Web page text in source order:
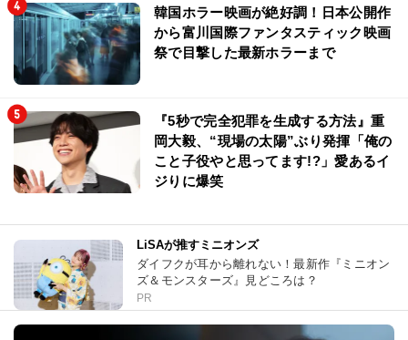
韓国ホラー映画が絶好調！日本公開作
から富川国際ファンタスティック映画
祭で目撃した最新ホラーまで
『5秒で完全犯罪を生成する方法』重
岡大毅、“現場の太陽”ぶり発揮「俺の
こと子役やと思ってます!?」愛あるイ
ジりに爆笑
LiSAが推すミニオンズ
ダイフクが耳から離れない！最新作『ミニオン
ズ＆モンスターズ』見どころは？
PR